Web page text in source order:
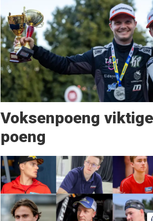
Voksenpoeng
poeng